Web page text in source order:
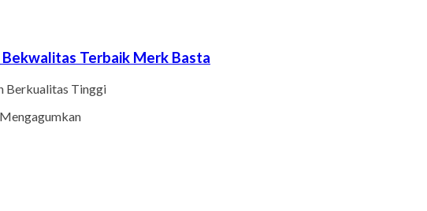
Terbaik Merk Basta
Berkualitas Tinggi